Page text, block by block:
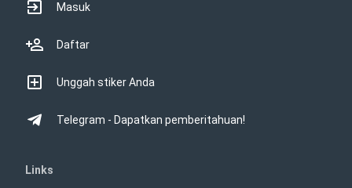
Masuk
Daftar
Unggah stiker Anda
Telegram - Dapatkan pemberitahuan!
Links